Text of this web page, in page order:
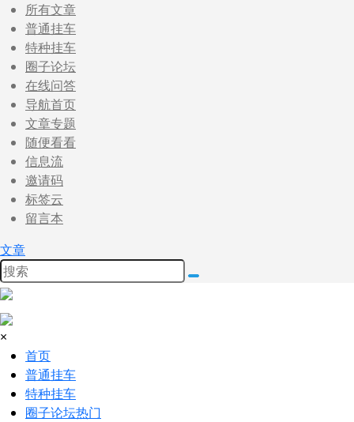
所有文章
普通挂车
特种挂车
圈子论坛
在线问答
导航首页
文章专题
随便看看
信息流
邀请码
标签云
留言本
文章
×
首页
普通挂车
特种挂车
圈子论坛热门